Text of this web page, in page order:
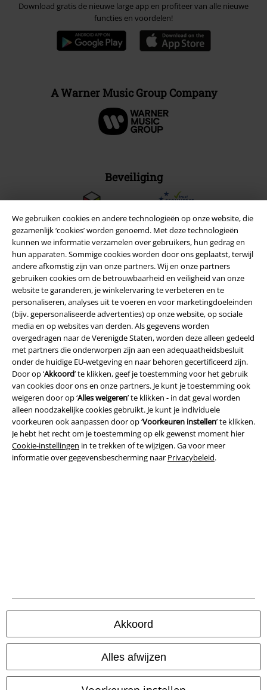
We gebruiken cookies en andere technologieën op onze website, die
gezamenlijk ‘cookies’ worden genoemd. Met deze technologieën
kunnen we informatie verzamelen over gebruikers, hun gedrag en
hun apparaten. Sommige cookies worden door ons geplaatst, terwijl
andere afkomstig zijn van onze partners. Wij en onze partners
gebruiken cookies om de betrouwbaarheid en veiligheid van onze
website te garanderen, je winkelervaring te verbeteren en te
personaliseren, analyses uit te voeren en voor marketingdoeleinden
(bijv. gepersonaliseerde advertenties) op onze website, op sociale
media en op websites van derden. Als gegevens worden
overgedragen naar de Verenigde Staten, worden deze alleen gedeeld
met partners die onderworpen zijn aan een adequaatheidsbesluit
onder de huidige EU-wetgeving en naar behoren gecertificeerd zijn.
Door op ‘Akkoord’ te klikken, geef je toestemming voor het gebruik
van cookies door ons en onze partners. Je kunt je toestemming ook
weigeren door op ‘Alles weigeren’ te klikken - in dat geval worden
alleen noodzakelijke cookies gebruikt. Je kunt je individuele
voorkeuren ook aanpassen door op ‘Voorkeuren instellen’ te klikken.
Je hebt het recht om je toestemming op elk gewenst moment hier
Cookie-instellingen in te trekken of te wijzigen. Ga voor meer
informatie over gegevensbescherming naar Privacybeleid.
Akkoord
Alles afwijzen
Download gratis de nieuwe large app en profiteer van alle nieuwe
functies en voordelen!
A Warner Music Group Company
Beveiliging
Legal
Algemene Voorwaarden
Bedrijfsgegevens
Privacyverklaring
Verklaring van conformiteit
Onze online shops
EMP International